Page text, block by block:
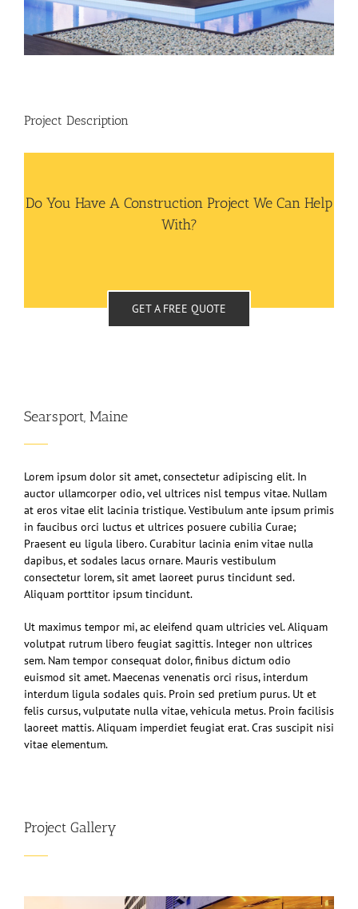
Project Description
Do You Have A Construction Project We Can Help
With?
GET A FREE QUOTE
Searsport, Maine
Lorem ipsum dolor sit amet, consectetur adipiscing elit. In
auctor ullamcorper odio, vel ultrices nisl tempus vitae. Nullam
at eros vitae elit lacinia tristique. Vestibulum ante ipsum primis
in faucibus orci luctus et ultrices posuere cubilia Curae;
Praesent eu ligula libero. Curabitur lacinia enim vitae nulla
dapibus, et sodales lacus ornare. Mauris vestibulum
consectetur lorem, sit amet laoreet purus tincidunt sed.
Aliquam porttitor ipsum tincidunt.
Ut maximus tempor mi, ac eleifend quam ultricies vel. Aliquam
volutpat rutrum libero feugiat sagittis. Integer non ultrices
sem. Nam tempor consequat dolor, finibus dictum odio
euismod sit amet. Maecenas venenatis orci risus, interdum
interdum ligula sodales quis. Proin sed pretium purus. Ut et
felis cursus, vulputate nulla vitae, vehicula metus. Proin facilisis
laoreet mattis. Aliquam imperdiet feugiat erat. Cras suscipit nisi
vitae elementum.
Project Gallery